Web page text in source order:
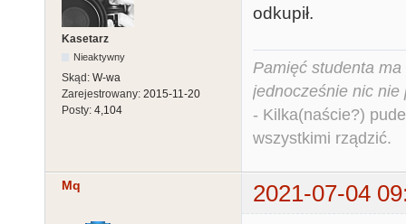
Kasetarz
Nieaktywny
Skąd: W-wa
Zarejestrowany: 2015-11-20
Posty: 4,104
odkupił.
Pamięć studenta
jednocześnie nic nie
- Kilka(naście?)
wszystkimi rządzić.
Mq 2021-07-04